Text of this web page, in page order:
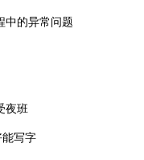
中的异常问题
夜班
能写字